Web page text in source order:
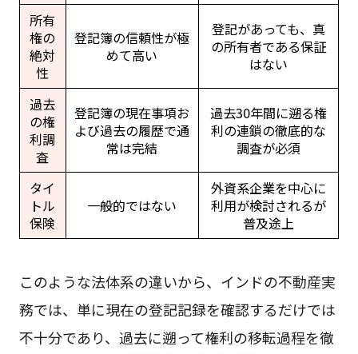
所有
権の
絶対
性
登記簿の信頼性が極
めて高い
登記があっても、真
の所有者である保証
はない
過去
の権
利調
査
登記簿の現在事項お
よび過去の履歴で通
常は完結
過去30年間に遡る権
利の連鎖の徹底的な
調査が必須
タイ
トル
保険
一般的ではない
外資系企業を中心に
利用が検討されるが
普及途上
このような法体系の違いから、インドの不動産実
務では、単に現在の登記記録を確認するだけでは
不十分であり、過去に遡って権利の移転過程を徹